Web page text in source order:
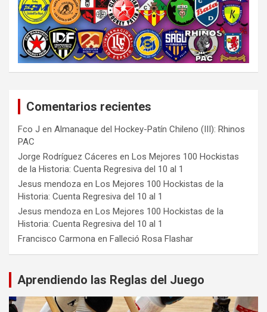
Comentarios recientes
Fco J en Almanaque del Hockey-Patín Chileno (III): Rhinos
PAC
Jorge Rodríguez Cáceres en Los Mejores 100 Hockistas
de la Historia: Cuenta Regresiva del 10 al 1
Jesus mendoza en Los Mejores 100 Hockistas de la
Historia: Cuenta Regresiva del 10 al 1
Jesus mendoza en Los Mejores 100 Hockistas de la
Historia: Cuenta Regresiva del 10 al 1
Francisco Carmona en Falleció Rosa Flashar
Aprendiendo las Reglas del Juego